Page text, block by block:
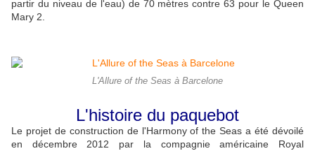
partir du niveau de l'eau) de 70 mètres contre 63 pour le Queen
Mary 2.
L'Allure of the Seas à Barcelone
L'histoire du paquebot
Le projet de construction de l'Harmony of the Seas a été dévoilé
en décembre 2012 par la compagnie américaine Royal